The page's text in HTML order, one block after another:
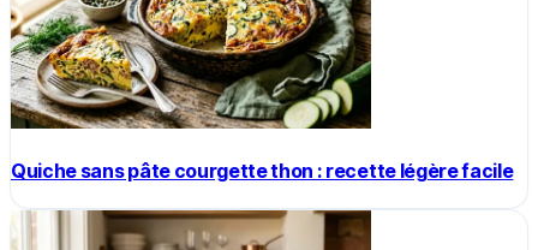
Quiche sans pâte courgette thon : recette légère facile